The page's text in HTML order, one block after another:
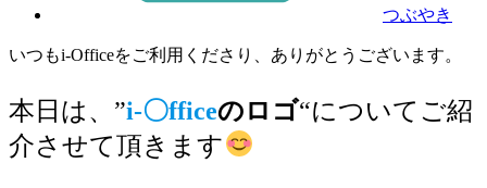
つぶやき
いつもi-Officeをご利用くださり、ありがとうございます。
本日は、”i-〇fficeのロゴ“についてご紹
介させて頂きます